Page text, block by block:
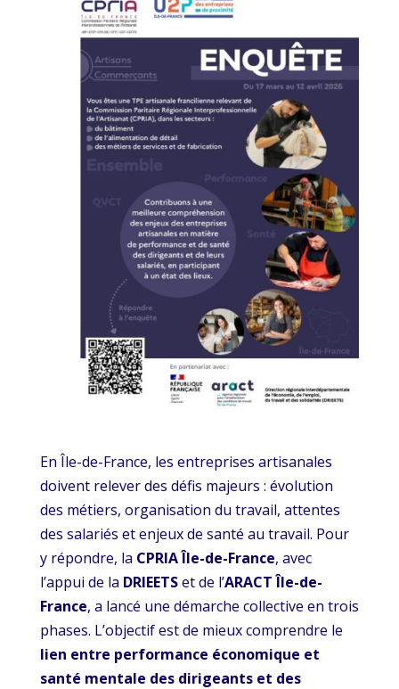
En Île-de-France, les entreprises artisanales
doivent relever des défis majeurs : évolution
des métiers, organisation du travail, attentes
des salariés et enjeux de santé au travail. Pour
y répondre, la CPRIA Île-de-France, avec
l’appui de la DRIEETSet de l’ARACT Île-de-
France, a lancé une démarche collective en trois
phases. L’objectif est de mieux comprendre le
lien entre performance économique et
santé mentale des dirigeants et des